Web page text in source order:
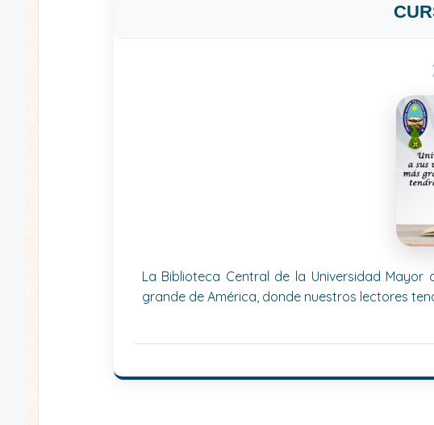
La Biblioteca Central de la Universidad
grande de América, donde nuestros lectores